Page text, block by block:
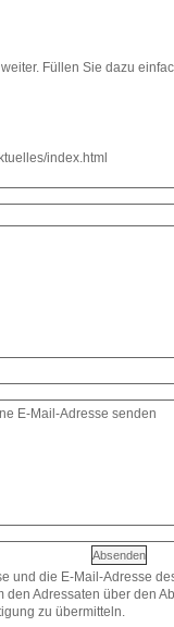
Füllen Sie dazu
index.html
E-Mail-Adresse senden
und die E-Mail-Adresse
Adressaten über den
zu übermitteln.